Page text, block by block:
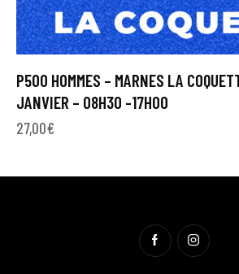
P500 HOMMES – MARNES LA
JANVIER – 08H30 -17H00
27,00€